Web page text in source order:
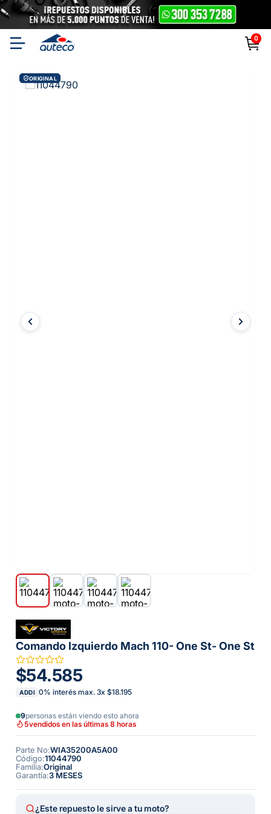
0
ORIGINAL
Comando Izquierdo Mach 110- One St- One St
$54.585
ADDI 0% interés max. 3x $18.195
9personas están viendo esto ahora
5vendidos en las últimas 8 horas
Parte No:WIA35200A5A00
Código:11044790
Familia:Original
Garantía:3 MESES
¿Este repuesto le sirve a tu moto?